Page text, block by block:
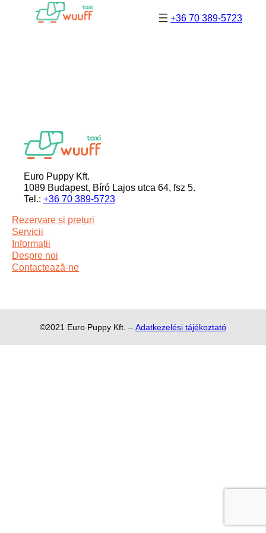
+36 70 389-5723
Euro Puppy Kft.
1089 Budapest, Bíró Lajos utca 64, fsz 5.
Tel.: +36 70 389-5723
Rezervare și prețuri
Servicii
Informații
Despre noi
Contactează-ne
©2021 Euro Puppy Kft. – Adatkezelési tájékoztató